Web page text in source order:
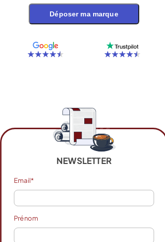
Déposer ma marque
NEWSLETTER
Email*
Prénom